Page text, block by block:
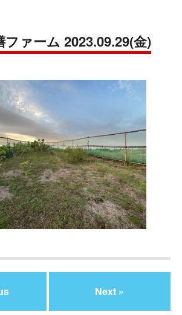
ァーム 2023.09.29(金)
Next »